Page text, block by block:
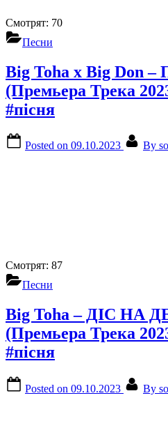
Смотрят: 70
Песни
Big Toha x Big Don
(Премьера Трека
#пісня
Posted on 09.10.2023 By
Смотрят: 87
Песни
Big Toha – ДІС НА
(Премьера Трека
#пісня
Posted on 09.10.2023 By